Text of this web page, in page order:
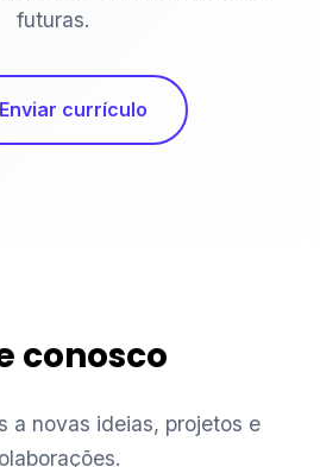
futuras.
Enviar currículo
conosco
a novas ideias, projetos e